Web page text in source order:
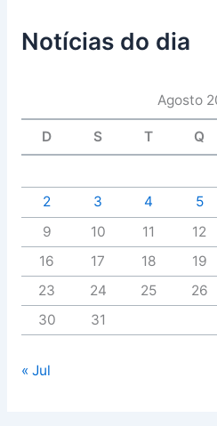
Notícias do dia
Agosto
D S T Q
2
3 4 5
9
10 11 12
16
17 18 19
23
24 25 26
30
31
« Jul